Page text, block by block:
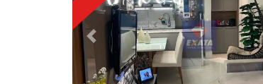
Previous